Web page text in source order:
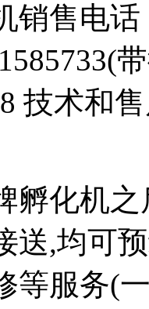
销售电话
技术和
孵化机
送,均可
等服务(